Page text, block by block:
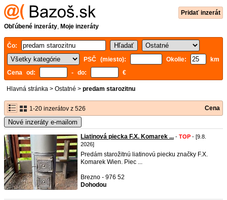
Pridať inzerát
Obľúbené inzeráty, Moje inzeráty
Čo:
PSČ (miesto):
Okolie:
km
Cena od:
- do: €
Hlavná stránka > Ostatné > predam starozitnu
1-20 inzerátov z 526 Cena
Nové inzeráty e-mailom
Liatinová piecka F.X. Komarek ... - TOP - [9.8.
2026]
Predám starožitnú liatinovú piecku značky F.X.
Komarek Wien. Piec ...
Brezno - 976 52
Dohodou